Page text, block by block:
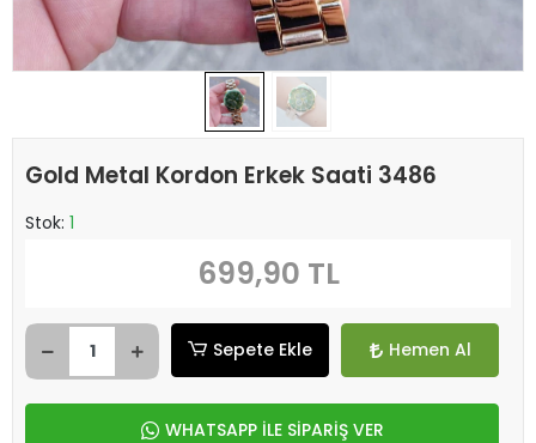
Gold Metal Kordon Erkek Saati 3486
Stok: 1
699,90 TL
Sepete Ekle Hemen Al
WHATSAPP İLE SİPARİŞ VER